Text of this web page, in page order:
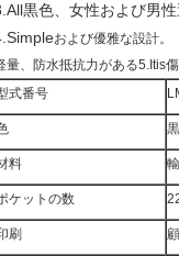
黒色、女性および男性
および優雅な設計。
量、防水抵抗力がある5.Itis
式番号
黒
料
ケットの数
刷